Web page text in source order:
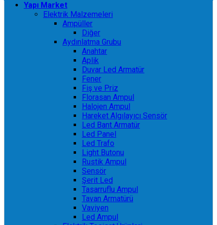
Yapı Market
Elektrik Malzemeleri
Ampüller
Diğer
Aydınlatma Grubu
Anahtar
Aplik
Duvar Led Armatür
Fener
Fiş ve Priz
Florasan Ampul
Halojen Ampul
Hareket Algılayıcı Sensör
Led Bant Armatür
Led Panel
Led Trafo
Light Butonu
Rustik Ampul
Sensör
Şerit Led
Tasarruflu Ampul
Tavan Armatürü
Vaviyen
Led Ampul